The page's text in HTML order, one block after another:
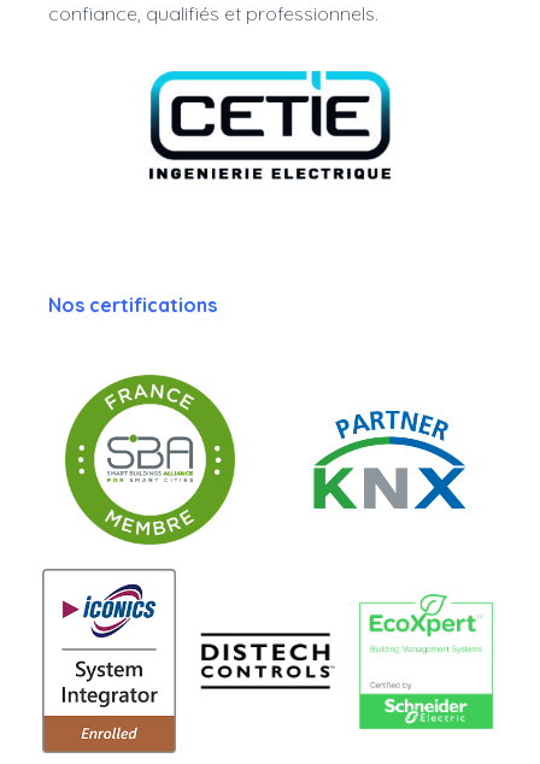
confiance, qualifiés et professionnels.
Nos certifications